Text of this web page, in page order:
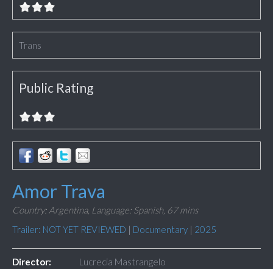
Trans
Public Rating
Amor Trava
Country: Argentina, Language: Spanish, 67 mins
Trailer: NOT YET REVIEWED | Documentary | 2025
Director:
Lucrecia Mastrangelo